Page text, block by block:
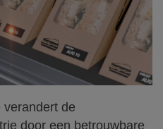
verandert de
door een betrouwbare